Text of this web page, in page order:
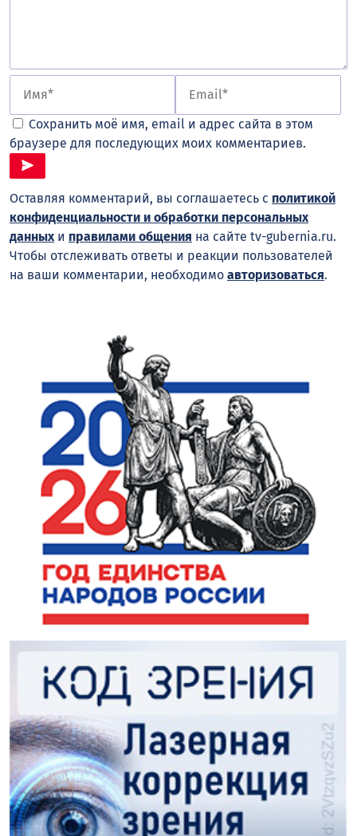
Сохранить моё имя, email и адрес сайта в этом
браузере для последующих моих комментариев.
Оставляя комментарий, вы соглашаетесь с политикой
конфиденциальности и обработки персональных
данных и правилами общения на сайте tv-gubernia.ru.
Чтобы отслеживать ответы и реакции пользователей
на ваши комментарии, необходимо авторизоваться.